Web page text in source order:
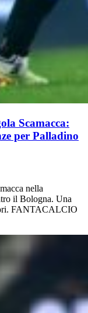
Scamacca:
per Palladino
nella
il Bologna. Una
FANTACALCIO